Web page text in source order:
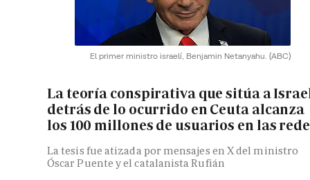
El primer ministro israelí, Benjamin Netanyahu. (ABC)
La teoría conspirativa que sitúa a
detrás de lo ocurrido en Ceuta alcanza
los 100 millones de usuarios en las
La tesis fue atizada por mensajes en X del ministro
Óscar Puente y el catalanista Rufián